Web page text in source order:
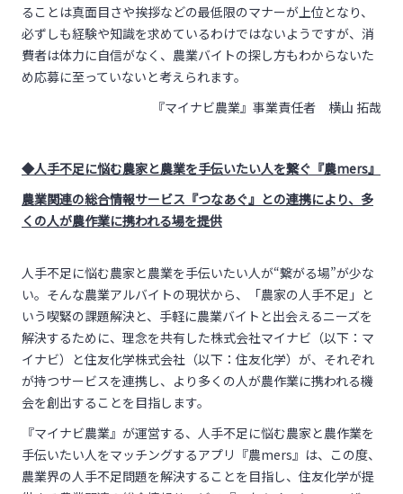
ることは真面目さや挨拶などの最低限のマナーが上位となり、
必ずしも経験や知識を求めているわけではないようですが、消
費者は体力に自信がなく、農業バイトの探し方もわからないた
め応募に至っていないと考えられます。
『マイナビ農業』事業責任者 横山 拓哉
◆人手不足に悩む農家と農業を手伝いたい人を繋ぐ『農mers』
農業関連の総合情報サービス『つなあぐ』との連携により、多
くの人が農作業に携われる場を提供
人手不足に悩む農家と農業を手伝いたい人が“繋がる場”が少な
い。そんな農業アルバイトの現状から、「農家の人手不足」と
いう喫緊の課題解決と、手軽に農業バイトと出会えるニーズを
解決するために、理念を共有した株式会社マイナビ（以下：マ
イナビ）と住友化学株式会社（以下：住友化学）が、それぞれ
が持つサービスを連携し、より多くの人が農作業に携われる機
会を創出することを目指します。
『マイナビ農業』が運営する、人手不足に悩む農家と農作業を
手伝いたい人をマッチングするアプリ『農mers』は、この度、
農業界の人手不足問題を解決することを目指し、住友化学が提